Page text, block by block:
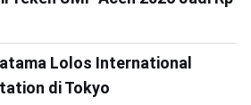
Lolos International
di Tokyo